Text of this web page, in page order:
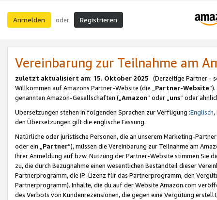
Anmelden oder Registrieren
Vereinbarung zur Teilnahme am
zuletzt aktualisiert am: 15. Oktober 2025 (Derzeitige Partner -
Willkommen auf Amazons Partner-Website (die „Partner-Website
genannten Amazon-Gesellschaften („Amazon“ oder „uns“ oder
Übersetzungen stehen in folgenden Sprachen zur Verfügung :Englisch,
den Übersetzungen gilt die englische Fassung.
Natürliche oder juristische Personen, die an unserem Marketing-
oder ein „Partner“), müssen die Vereinbarung zur Teilnahme am
Ihrer Anmeldung auf bzw. Nutzung der Partner-Website stimmen Sie
zu, die durch Bezugnahme einen wesentlichen Bestandteil dieser
Partnerprogramm, die IP-Lizenz für das Partnerprogramm, den
Partnerprogramm). Inhalte, die du auf der Website Amazon.com
des Verbots von Kundenrezensionen, die gegen eine Vergütung